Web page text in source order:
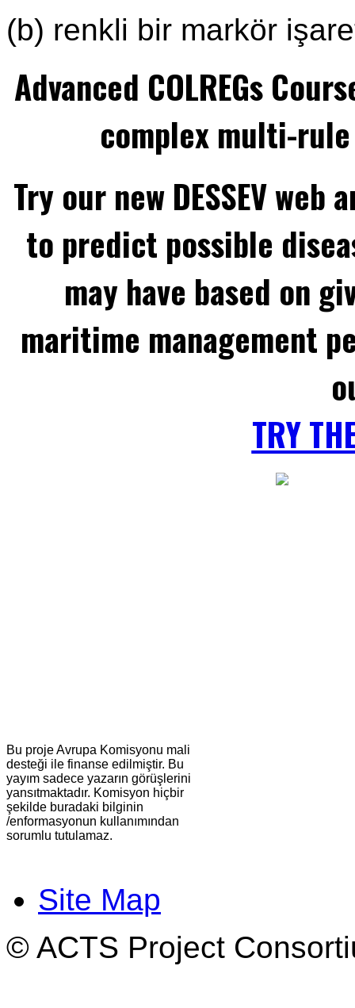
(b) renkli bir markör
Advanced COLREGs
complex multi-
Try our new DESSEV
to predict possible
may have based on
maritime management
TRY
Bu proje Avrupa Komisyonu mali
desteği ile finanse edilmiştir. Bu
yayım sadece yazarın görüşlerini
yansıtmaktadır. Komisyon hiçbir
şekilde buradaki bilginin
/enformasyonun kullanımından
sorumlu tutulamaz.
Site Map
© ACTS Project